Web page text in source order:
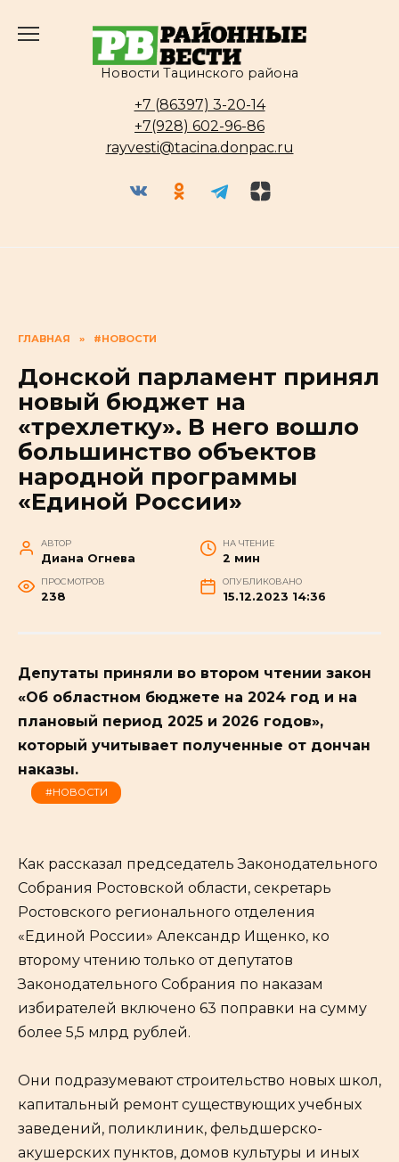
Новости Тацинского района
+7 (86397) 3-20-14
+7(928) 602-96-86
rayvesti@tacina.donpac.ru
ГЛАВНАЯ » #НОВОСТИ
Донской парламент принял
новый бюджет на
«трехлетку». В него вошло
большинство объектов
народной программы
«Единой России»
АВТОР
Диана Огнева
НА ЧТЕНИЕ
2 мин
ПРОСМОТРОВ
238
ОПУБЛИКОВАНО
15.12.2023 14:36
Депутаты приняли во втором чтении закон
«Об областном бюджете на 2024 год и на
плановый период 2025 и 2026 годов»,
который учитывает полученные от дончан
наказы.
#НОВОСТИ
Как рассказал председатель Законодательного
Собрания Ростовской области, секретарь
Ростовского регионального отделения
«Единой России» Александр Ищенко, ко
второму чтению только от депутатов
Законодательного Собрания по наказам
избирателей включено 63 поправки на сумму
более 5,5 млрд рублей.
Они подразумевают строительство новых школ,
капитальный ремонт существующих учебных
заведений, поликлиник, фельдшерско-
акушерских пунктов, домов культуры и иных